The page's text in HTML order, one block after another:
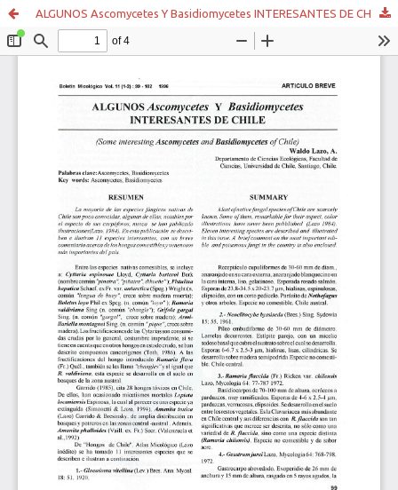
ALGUNOS Ascomycetes Y Basidiomycetes INTERESANTES DE CHILE